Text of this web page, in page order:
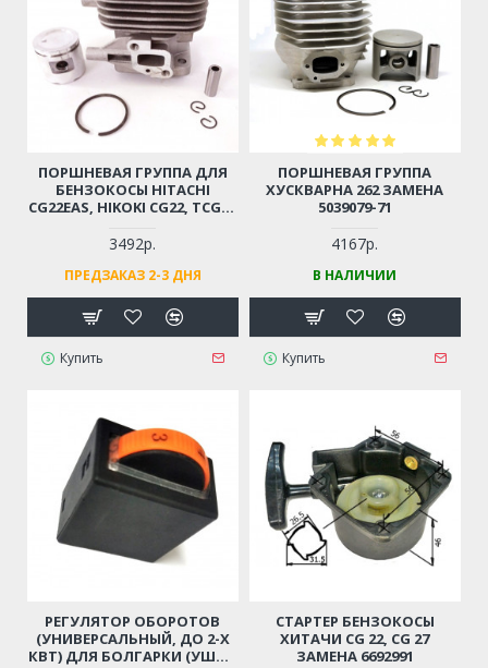
ПОРШНЕВАЯ ГРУППА ДЛЯ
БЕНЗОКОСЫ HITACHI
CG22EAS, HIKOKI CG22, TCG22
3492р.
ПРЕДЗАКАЗ 2-3 ДНЯ
Купить
ПОРШНЕВАЯ ГРУППА
ХУСКВАРНА 262 ЗАМЕНА
5039079-71
4167р.
В НАЛИЧИИ
Купить
РЕГУЛЯТОР ОБОРОТОВ
(УНИВЕРСАЛЬНЫЙ, ДО 2-Х
КВТ) ДЛЯ БОЛГАРКИ (УШМ),
СТАРТЕР БЕНЗОКОСЫ
ХИТАЧИ CG 22, CG 27
ЗАМЕНА 6692991